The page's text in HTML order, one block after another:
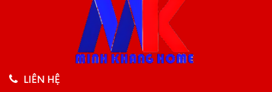
LIÊN HỆ